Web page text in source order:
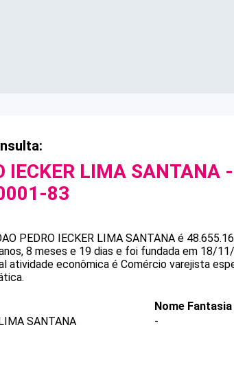
IECKER LIMA SANTANA
83
PEDRO IECKER LIMA SANTANA é
8 meses e 19 dias e foi fundada em 18/
atividade econômica é Comércio varejista
SANTANA
Nome Fantasia
-